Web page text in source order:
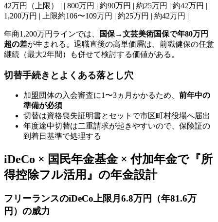
42万円（上限） | | 800万円 | 約90万円 | 約25万円 | 約42万円 | |
1,200万円 | 上限約106〜109万円 | 約25万円 | 約42万円 |
年商1,200万円ラインでは、
国保→文芸美術国保で年80万円
超の差が生まれる。退職直後の高単価層は、前職健保の任意
継続（最大2年間）も併せて検討する価値がある。
切替手続きとよくある落とし穴
加盟団体の入会審査に1〜3ヵ月かかるため、 前年中の
準備が必須
切替は資格喪失証明書とセットで市区町村役場へ届出
年度途中切替は二重請求が起きやすいので、保険証の
到着日基準で処理する
iDeCo × 国民年金基金 × 付加年金で『所
得控除フル活用』の年金設計
フリーランスのiDeCo上限月6.8万円（年81.6万
円）の威力